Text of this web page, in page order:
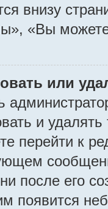
внизу
«Вы
или
и
перейти к
после его
появится